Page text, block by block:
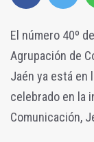
El número 40º
Agrupación de
Jaén ya está en
celebrado en la
Comunicación,